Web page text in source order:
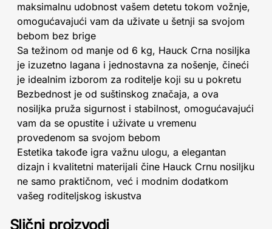
maksimalnu udobnost vašem detetu tokom vožnje,
omogućavajući vam da uživate u šetnji sa svojom
bebom bez brige
Sa težinom od manje od 6 kg, Hauck Crna nosiljka
je izuzetno lagana i jednostavna za nošenje, čineći
je idealnim izborom za roditelje koji su u pokretu
Bezbednost je od suštinskog značaja, a ova
nosiljka pruža sigurnost i stabilnost, omogućavajući
vam da se opustite i uživate u vremenu
provedenom sa svojom bebom
Estetika takođe igra važnu ulogu, a elegantan
dizajn i kvalitetni materijali čine Hauck Crnu nosiljku
ne samo praktičnom, već i modnim dodatkom
vašeg roditeljskog iskustva
Slični proizvodi